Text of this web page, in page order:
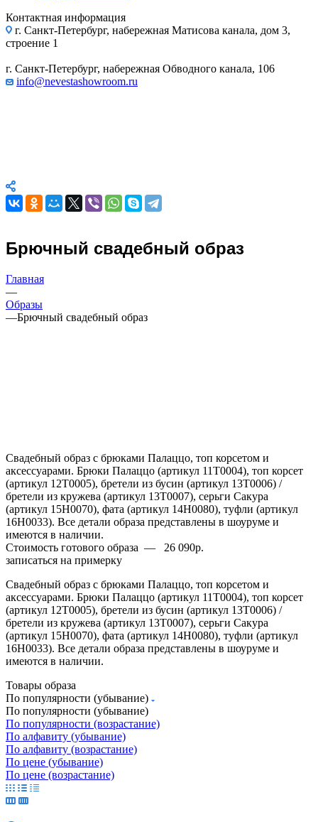
Набережная Матисова канала, 3
Контактная информация
г. Санкт-Петербург, набережная Матисова канала, дом 3,
строение 1
г. Санкт-Петербург, набережная Обводного канала, 106
info@nevestashowroom.ru
Брючный свадебный образ
Главная
—
Образы
—Брючный свадебный образ
Свадебный образ с брюками Палаццо, топ корсетом и
аксессуарами. Брюки Палаццо (артикул 11Т0004), топ корсет
(артикул 12Т0005), бретели из бусин (артикул 13Т0006) /
бретели из кружева (артикул 13Т0007), серьги Сакура
(артикул 15Н0070), фата (артикул 14Н0080), туфли (артикул
16Н0033). Все детали образа представлены в шоуруме и
имеются в наличии.
Стоимость готового образа —
26 090р.
записаться на примерку
Свадебный образ с брюками Палаццо, топ корсетом и
аксессуарами. Брюки Палаццо (артикул 11Т0004), топ корсет
(артикул 12Т0005), бретели из бусин (артикул 13Т0006) /
бретели из кружева (артикул 13Т0007), серьги Сакура
(артикул 15Н0070), фата (артикул 14Н0080), туфли (артикул
16Н0033). Все детали образа представлены в шоуруме и
имеются в наличии.
Товары образа
По популярности (убывание)
По популярности (убывание)
По популярности (возрастание)
По алфавиту (убывание)
По алфавиту (возрастание)
По цене (убывание)
По цене (возрастание)